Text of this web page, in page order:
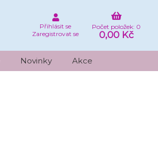
Počet položek: 0
0,00 Kč
Přihlásit se
Zaregistrovat se
Novinky Akce